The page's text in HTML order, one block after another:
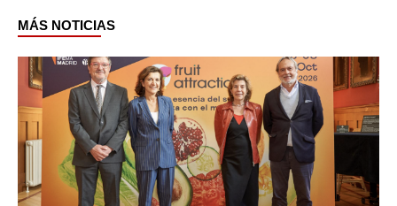
MÁS NOTICIAS
PagePagePagePage Page